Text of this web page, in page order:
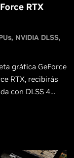
RTX
NVIDIA DLSS
gráfica GeForce
RTX, recibirás
con DLSS 4